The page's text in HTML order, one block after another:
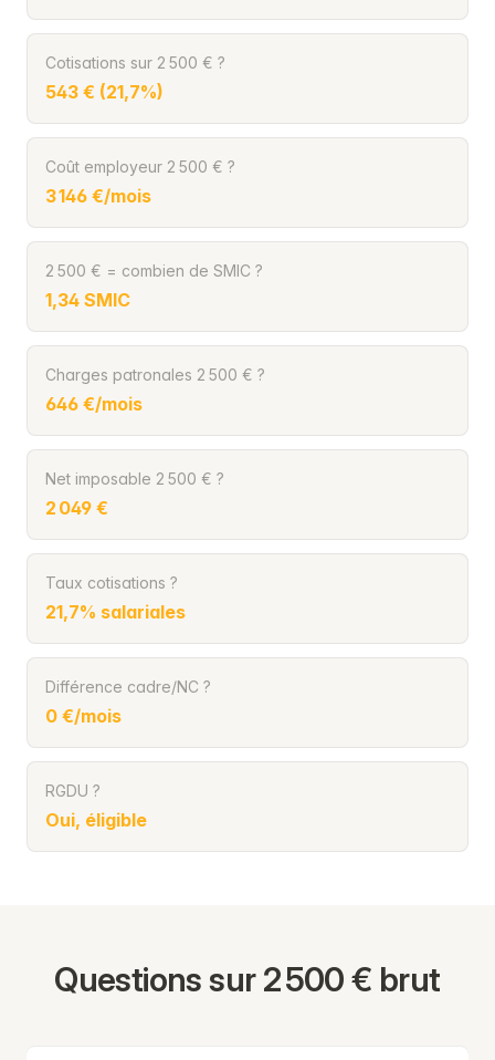
Cotisations sur 2 500 € ?
543 € (21,7%)
Coût employeur 2 500 € ?
3 146 €/mois
2 500 € = combien de SMIC ?
1,34 SMIC
Charges patronales 2 500 € ?
646 €/mois
Net imposable 2 500 € ?
2 049 €
Taux cotisations ?
21,7% salariales
Différence cadre/NC ?
0 €/mois
RGDU ?
Oui, éligible
Questions sur 2 500 € brut